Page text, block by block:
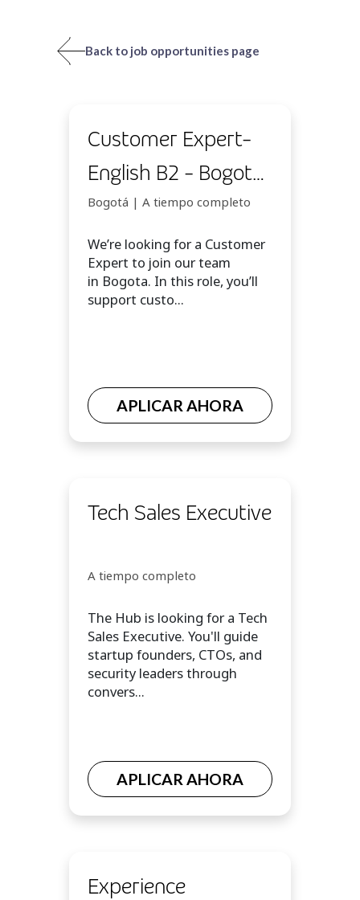
Back to job opportunities page
Customer Expert-
English B2 - Bogotá
- Weekends OFF -
42 hours - BN
Bogotá | A tiempo completo
We’re looking for a Customer
Expert to join our team
in Bogota. In this role, you’ll
support custo...
APLICAR AHORA
Tech Sales Executive
A tiempo completo
The Hub is looking for a Tech
Sales Executive. You'll guide
startup founders, CTOs, and
security leaders through
convers...
APLICAR AHORA
Experience